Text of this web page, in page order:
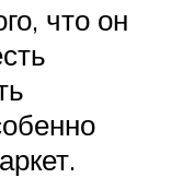
что он